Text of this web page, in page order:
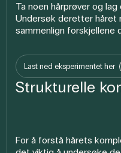
Ta noen hårprøver og
Undersøk deretter håret
sammenlign forskjellene
Last ned eksperimentet her
Strukturelle
For å forstå hårets